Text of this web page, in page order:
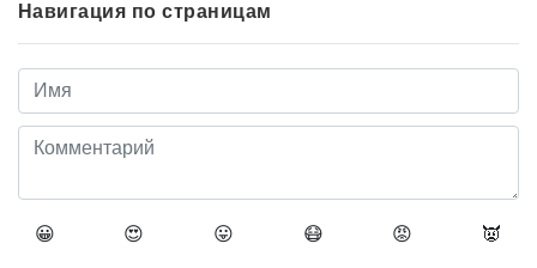
Навигация по страницам
😀 😍 😛 😷 😡 👿